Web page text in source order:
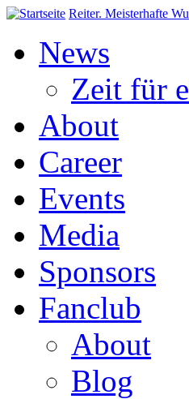
Direkt zum InhaltReiter. Meisterhafte
News
Zeit für
About
Career
Events
Media
Sponsors
Fanclub
About
Blog